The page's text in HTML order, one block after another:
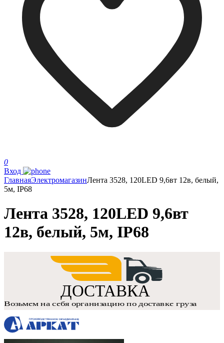
0
Вход
ГлавнаяЭлектромагазинЛента 3528, 120LED 9,6вт 12в, белый,
5м, IP68
Лента 3528, 120LED 9,6вт
12в, белый, 5м, IP68